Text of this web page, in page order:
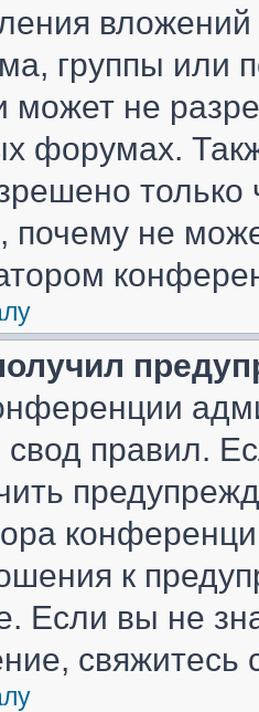
группы или
может не
форумах.
почему не
свод правил.
к
Если вы не